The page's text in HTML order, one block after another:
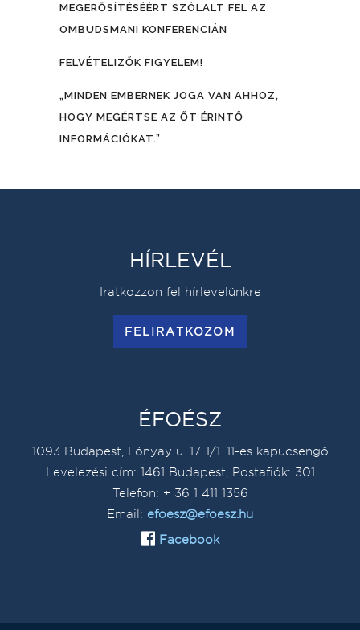
MEGERŐSÍTÉSÉÉRT SZÓLALT FEL AZ
OMBUDSMANI KONFERENCIÁN
FELVÉTELIZŐK FIGYELEM!
„MINDEN EMBERNEK JOGA VAN AHHOZ,
HOGY MEGÉRTSE AZ ŐT ÉRINTŐ
INFORMÁCIÓKAT.”
HÍRLEVÉL
Iratkozzon fel hírlevelünkre
FELIRATKOZOM
ÉFOÉSZ
1093 Budapest, Lónyay u. 17. I/1. 11-es kapucsengő
Levelezési cím: 1461 Budapest, Postafiók: 301
Telefon: + 36 1 411 1356
Email: efoesz@efoesz.hu
Facebook